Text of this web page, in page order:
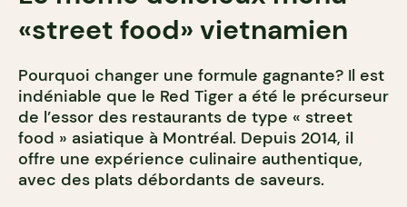
«street food» vietnamien
Pourquoi changer une formule gagnante? Il est
indéniable que le Red Tiger a été le précurseur
de l’essor des restaurants de type « street
food » asiatique à Montréal. Depuis 2014, il
offre une expérience culinaire authentique,
avec des plats débordants de saveurs.